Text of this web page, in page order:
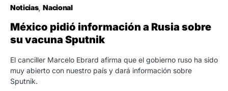
Noticias Nacional
México pidió información a Rusia sobre
su vacuna Sputnik
El canciller Marcelo Ebrard afirma que el gobierno ruso ha sido
muy abierto con nuestro país y dará información sobre
Sputnik.